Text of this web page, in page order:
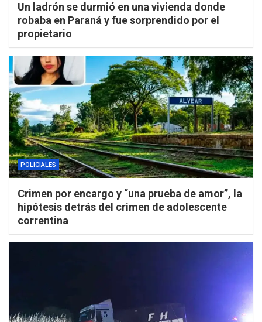
Un ladrón se durmió en una vivienda donde
robaba en Paraná y fue sorprendido por el
propietario
POLICIALES
Crimen por encargo y “una prueba de amor”, la
hipótesis detrás del crimen de adolescente
correntina